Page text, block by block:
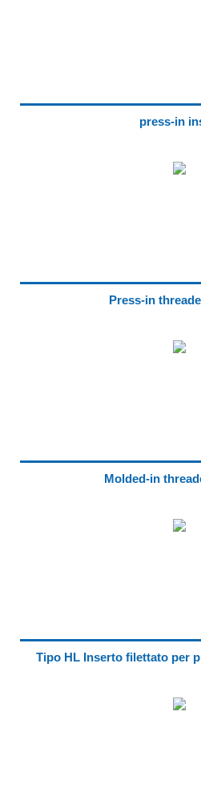
press-in
Press-in
Molded-in
Tipo HL Inserto filettato per